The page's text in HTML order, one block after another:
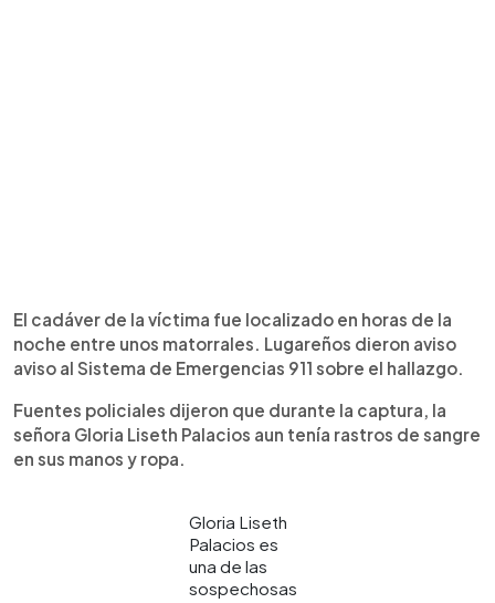
El cadáver de la víctima fue localizado en horas de la
noche entre unos matorrales. Lugareños dieron aviso
aviso al Sistema de Emergencias 911 sobre el hallazgo.
Fuentes policiales dijeron que durante la captura, la
señora Gloria Liseth Palacios aun tenía rastros de sangre
en sus manos y ropa.
Gloria Liseth
Palacios es
una de las
sospechosas